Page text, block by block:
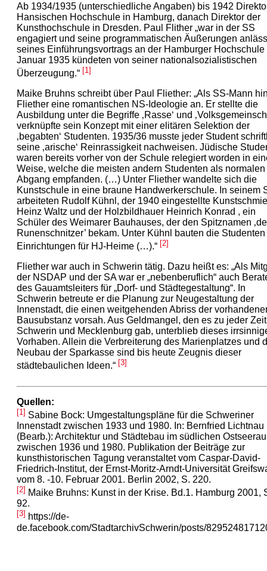
Ab 1934/1935 (unterschiedliche Angaben) bis 1942
Hansischen Hochschule in Hamburg, danach Direktor der
Kunsthochschule in Dresden. Paul Flither „war in der SS
engagiert und seine programmatischen Äußerungen
seines Einführungsvortrags an der Hamburger Hochschule
Januar 1935 kündeten von seiner nationalsozialistischen
Überzeugung.“ [1]
Maike Bruhns schreibt über Paul Fliether: „Als SS-Mann
Fliether eine romantischen NS-Ideologie an. Er stellte die
Ausbildung unter die Begriffe ‚Rasse‘ und
verknüpfte sein Konzept mit einer elitären Selektion der
‚begabten‘ Studenten. 1935/36 musste jeder Student
seine ‚arische‘ Reinrassigkeit nachweisen. Jüdische
waren bereits vorher von der Schule relegiert worden in
Weise, welche die meisten andern Studenten als normalen
Abgang empfanden. (…) Unter Fliether wandelte sich die
Kunstschule in eine braune Handwerkerschule. In seinem
arbeiteten Rudolf Kühnl, der 1940 eingestellte
Heinz Waltz und der Holzbildhauer Heinrich Konrad , ein
Schüler des Weimarer Bauhauses, der den Spitznamen
Runenschnitzer’ bekam. Unter Kühnl bauten die Studenten
Einrichtungen für HJ-Heime (…).“ [2]
Fliether war auch in Schwerin tätig. Dazu heißt es: „Als
der NSDAP und der SA war er „nebenberuflich“ auch
des Gauamtsleiters für „Dorf- und Städtegestaltung“. In
Schwerin betreute er die Planung zur Neugestaltung der
Innenstadt, die einen weitgehenden Abriss der
Bausubstanz vorsah. Aus Geldmangel, den es zu jeder
Schwerin und Mecklenburg gab, unterblieb dieses
Vorhaben. Allein die Verbreiterung des Marienplatzes und
Neubau der Sparkasse sind bis heute Zeugnis dieser
städtebaulichen Ideen.“ [3]
Quellen:
[1] Sabine Bock: Umgestaltungspläne für die Schweriner
Innenstadt zwischen 1933 und 1980. In: Bernfried Lichtnau
(Bearb.): Architektur und Städtebau im südlichen
zwischen 1936 und 1980. Publikation der Beiträge zur
kunsthistorischen Tagung veranstaltet vom Caspar-David-
Friedrich-Institut, der Ernst-Moritz-Arndt-Universität
vom 8. -10. Februar 2001. Berlin 2002, S. 220.
[2] Maike Bruhns: Kunst in der Krise. Bd.1. Hamburg 2001,
92.
[3] https://de-
de.facebook.com/StadtarchivSchwerin/posts/